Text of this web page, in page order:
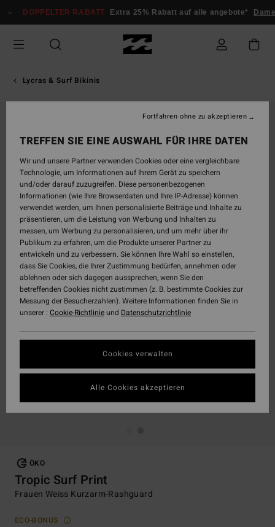
zur
springen
DOPPELTER RABATT Extra 25% Rabatt auf alle angebote* Damen
Lycras & Surf Bikinis
ÖKO
Tropic Surf Print
Frauen Weiss Kurzarm-Rashguard
ECO-BONUS
TREFFEN SIE EINE AUSWAHL FÜR IHRE DATEN
Wir und unsere Partner verwenden Cookies oder eine vergleichbare
Technologie, um Informationen auf Ihrem Gerät zu speichern
und/oder darauf zuzugreifen. Diese personenbezogenen
Informationen (wie Ihre Browserdaten und Ihre IP-Adresse) können
verwendet werden, um Ihnen personalisierte Beiträge und Inhalte zu
präsentieren, um die Leistung von Werbung und Inhalten zu
messen, um Werbung zu personalisieren, und um mehr über ihr
Publikum zu erfahren, um die Produkte unserer Partner zu
entwickeln und zu verbessern. Sie können Ihre Wahl so einstellen,
dass Sie Cookies, die Ihrer Zustimmung bedürfen, annehmen oder
ablehnen oder sich dagegen aussprechen, wenn Sie den
betreffenden Cookies nicht zustimmen (z. B. bestimmte Cookies zur
Messung der Besucherzahlen). Weitere Informationen finden Sie in
unserer : Cookie-Richtlinieund Datenschutzrichtlinie
Cookies verwalten
Fortfahren ohne zu akzeptieren
Alle Cookies akzeptieren